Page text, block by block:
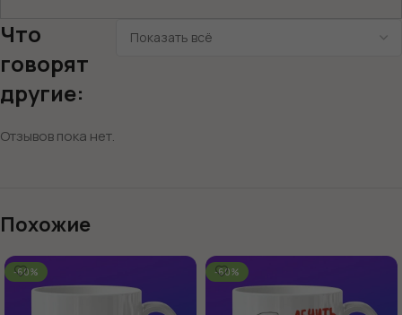
Что
говорят
другие:
Отзывов пока нет.
Похожие
-60% -60%